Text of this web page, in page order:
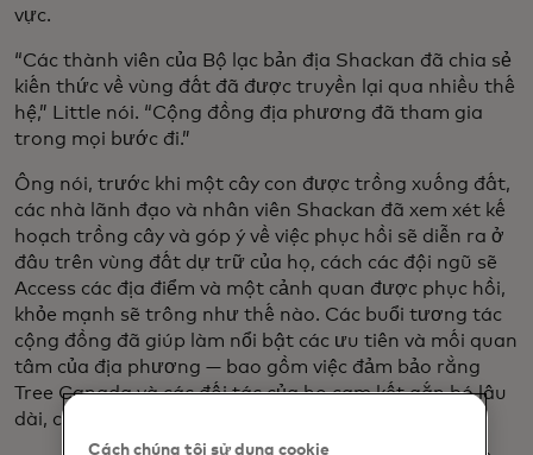
vực.
“Các thành viên của Bộ lạc bản địa Shackan đã chia sẻ
kiến thức về vùng đất đã được truyền lại qua nhiều thế
hệ,” Little nói. “Cộng đồng địa phương đã tham gia
trong mọi bước đi.”
Ông nói, trước khi một cây con được trồng xuống đất,
các nhà lãnh đạo và nhân viên Shackan đã xem xét kế
hoạch trồng cây và góp ý về việc phục hồi sẽ diễn ra ở
đâu trên vùng đất dự trữ của họ, cách các đội ngũ sẽ
Access các địa điểm và một cảnh quan được phục hồi,
khỏe mạnh sẽ trông như thế nào. Các buổi tương tác
cộng đồng đã giúp làm nổi bật các ưu tiên và mối quan
tâm của địa phương — bao gồm việc đảm bảo rằng
Tree Canada và các đối tác của họ cam kết gắn bó lâu
dài, chứ không chỉ đơn thuần là trồng cây rồi bỏ đi.
Cách chúng tôi sử dụng cookie